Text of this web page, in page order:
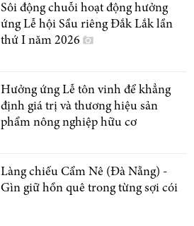
Sôi động chuỗi hoạt động hưởng
ứng Lễ hội Sầu riêng Đắk Lắk lần
thứ I năm 2026
Hưởng ứng Lễ tôn vinh để khẳng
định giá trị và thương hiệu sản
phẩm nông nghiệp hữu cơ
Làng chiếu Cẩm Nê (Đà Nẵng) -
Gìn giữ hồn quê trong từng sợi cói